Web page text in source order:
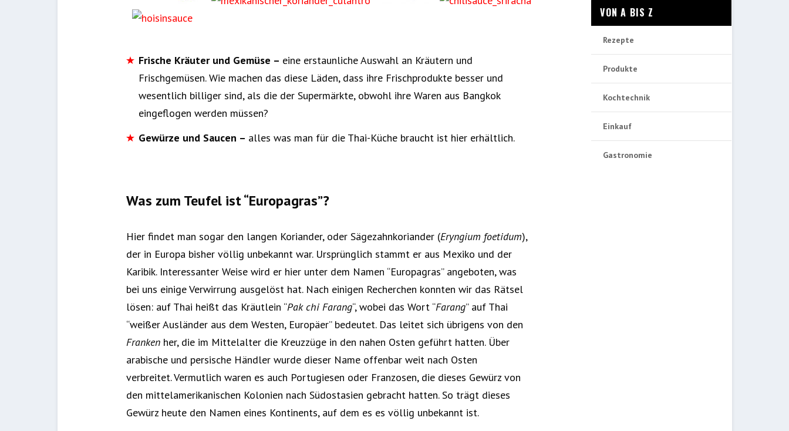
Frische Kräuter und Gemüse – eine erstaunliche Auswahl an Kräutern und
Frischgemüsen. Wie machen das diese Läden, dass ihre Frischprodukte besser und
wesentlich billiger sind, als die der Supermärkte, obwohl ihre Waren aus Bangkok
eingeflogen werden müssen?
Gewürze und Saucen – alles was man für die Thai-Küche braucht ist hier erhältlich.
Was zum Teufel ist “Europagras”?
Hier findet man sogar den langen Koriander, oder Sägezahnkoriander (Eryngium foetidum),
der in Europa bisher völlig unbekannt war. Ursprünglich stammt er aus Mexiko und der
Karibik. Interessanter Weise wird er hier unter dem Namen “Europagras” angeboten, was
bei uns einige Verwirrung ausgelöst hat. Nach einigen Recherchen konnten wir das Rätsel
lösen: auf Thai heißt das Kräutlein “Pak chi Farang“, wobei das Wort “Farang” auf Thai
“weißer Ausländer aus dem Westen, Europäer” bedeutet. Das leitet sich übrigens von den
Frankenher, die im Mittelalter die Kreuzzüge in den nahen Osten geführt hatten. Über
arabische und persische Händler wurde dieser Name offenbar weit nach Osten
verbreitet. Vermutlich waren es auch Portugiesen oder Franzosen, die dieses Gewürz von
den mittelamerikanischen Kolonien nach Südostasien gebracht hatten. So trägt dieses
Gewürz heute den Namen eines Kontinents, auf dem es es völlig unbekannt ist.
VON A BIS Z
Rezepte
Produkte
Kochtechnik
Einkauf
Gastronomie